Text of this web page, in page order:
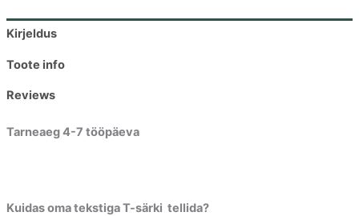
Kirjeldus
Toote info
Reviews
Tarneaeg 4-7 tööpäeva
Kuidas oma tekstiga T-särki tellida?